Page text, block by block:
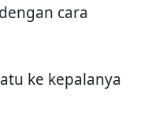
cara
ke kepalanya